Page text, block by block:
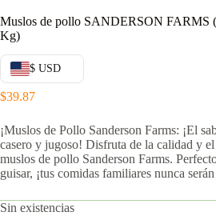
Muslos de pollo SANDERSON FARMS
Kg)
$ USD
$39.87
¡Muslos de Pollo Sanderson Farms: ¡El
casero y jugoso! Disfruta de la calidad y
muslos de pollo Sanderson Farms.
guisar, ¡tus comidas familiares nunca
Sin existencias